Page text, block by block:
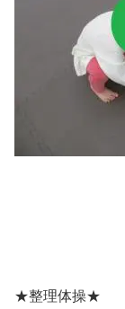
★整理体操★